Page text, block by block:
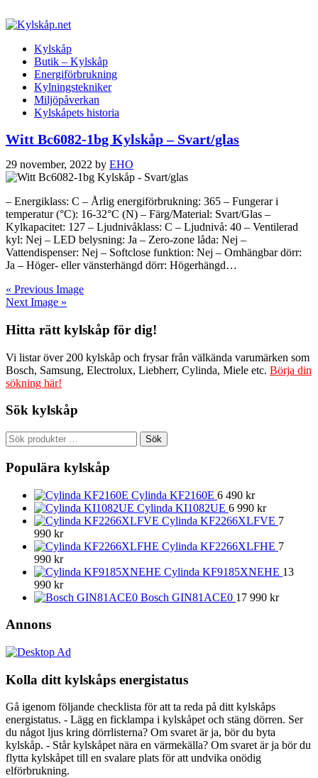
Kylskåp
Butik – Kylskåp
Energiförbrukning
Kylningstekniker
Miljöpåverkan
Kylskåpets historia
Witt Bc6082-1bg Kylskåp – Svart/glas
29 november, 2022 by EHO
– Energiklass: C – Årlig energiförbrukning: 365 – Fungerar i
temperatur (°C): 16-32°C (N) – Färg/Material: Svart/Glas –
Kylkapacitet: 127 – Ljudnivåklass: C – Ljudnivå: 40 – Ventilerad
kyl: Nej – LED belysning: Ja – Zero-zone låda: Nej –
Vattendispenser: Nej – Softclose funktion: Nej – Omhängbar dörr:
Ja – Höger- eller vänsterhängd dörr: Högerhängd…
« Previous Image
Next Image »
Hitta rätt kylskåp för dig!
Vi listar över 200 kylskåp och frysar från välkända varumärken som
Bosch, Samsung, Electrolux, Liebherr, Cylinda, Miele etc. Börja din
sökning här!
Sök kylskåp
Sök
efter:
Sök
Populära kylskåp
Cylinda KF2160E 6 490 kr
Cylinda KI1082UE 6 990 kr
Cylinda KF2266XLFVE 7
990 kr
Cylinda KF2266XLFHE 7
990 kr
Cylinda KF9185XNEHE 13
990 kr
Bosch GIN81ACE0 17 990 kr
Annons
Kolla ditt kylskåps energistatus
Gå igenom följande checklista för att ta reda på ditt kylskåps
energistatus. - Lägg en ficklampa i kylskåpet och stäng dörren. Ser
du något ljus kring dörrlisterna? Om svaret är ja, bör du byta
kylskåp. - Står kylskåpet nära en värmekälla? Om svaret är ja bör du
flytta kylskåpet till en svalare plats för att undvika onödig
elförbrukning.